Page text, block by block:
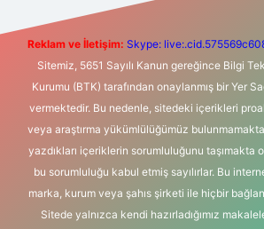
Reklam ve İletişim: Skype:
Sitemiz, 5651 Sayılı Kanun gereğince Bilgi
Kurumu (BTK) tarafından onaylanmış bir Yer
vermektedir. Bu nedenle, sitedeki içerikleri
veya araştırma yükümlülüğümüz
yazdıkları içeriklerin sorumluluğunu taşımakta
bu sorumluluğu kabul etmiş sayılırlar. Bu
marka, kurum veya şahıs şirketi ile hiçbir
Sitede yalnızca kendi hazırladığımız